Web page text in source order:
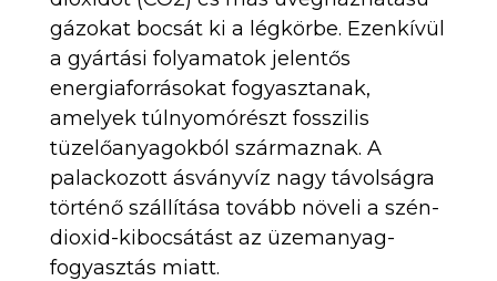
gázokat bocsát ki a légkörbe. Ezenkívül
a gyártási folyamatok jelentős
energiaforrásokat fogyasztanak,
amelyek túlnyomórészt fosszilis
tüzelőanyagokból származnak. A
palackozott ásványvíz nagy távolságra
történő szállítása tovább növeli a szén-
dioxid-kibocsátást az üzemanyag-
fogyasztás miatt.